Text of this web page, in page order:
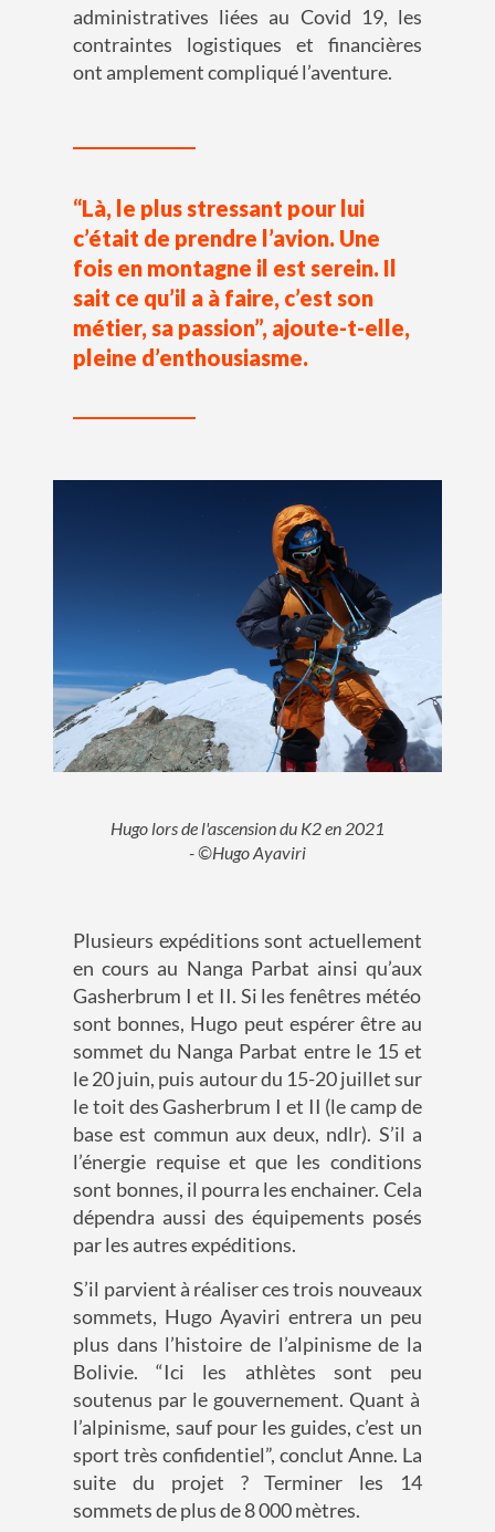
administratives liées au Covid 19, les
contraintes logistiques et financières
ont amplement compliqué l’aventure.
“Là, le plus stressant pour lui
c’était de prendre l’avion. Une
fois en montagne il est serein. Il
sait ce qu’il a à faire, c’est son
métier, sa passion”, ajoute-t-elle,
pleine d’enthousiasme.
Hugo lors de l'ascension du K2 en 2021
- ©Hugo Ayaviri
Plusieurs expéditions sont actuellement
en cours au Nanga Parbat ainsi qu’aux
Gasherbrum I et II. Si les fenêtres météo
sont bonnes, Hugo peut espérerêtre au
sommet du Nanga Parbat entre le 15 et
le 20 juin, puis autour du 15-20 juillet sur
le toit desGasherbrum I et II (le camp de
base est commun aux deux, ndlr). S’il a
l’énergie requise et que les conditions
sont bonnes, il pourra les enchainer. Cela
dépendra aussi des équipements posés
par les autres expéditions.
S’il parvient à réaliser ces trois nouveaux
sommets, Hugo Ayaviri entrera un peu
plus dans l’histoire de l’alpinisme de la
Bolivie. “Ici les athlètes sont peu
soutenus par le gouvernement. Quant à
l’alpinisme, sauf pour les guides, c’est un
sport très confidentiel”, conclut Anne. La
suite du projet ? Terminer les 14
sommets de plus de 8 000 mètres.